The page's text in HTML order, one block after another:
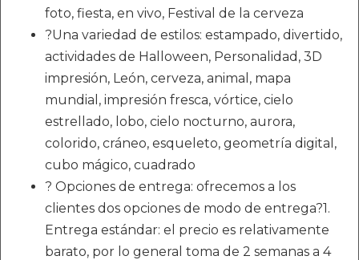
foto, fiesta, en vivo, Festival de la cerveza
?Una variedad de estilos: estampado, divertido,
actividades de Halloween, Personalidad, 3D
impresión, León, cerveza, animal, mapa
mundial, impresión fresca, vórtice, cielo
estrellado, lobo, cielo nocturno, aurora,
colorido, cráneo, esqueleto, geometría digital,
cubo mágico, cuadrado
? Opciones de entrega: ofrecemos a los
clientes dos opciones de modo de entrega?1.
Entrega estándar: el precio es relativamente
barato, por lo general toma de 2 semanas a 4